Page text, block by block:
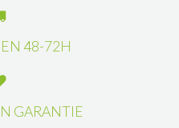
48-72H
GARANTIE